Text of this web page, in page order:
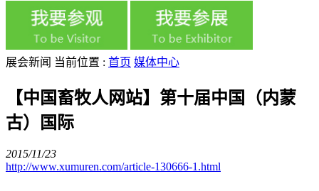
展会新闻 当前位置 : 首页 媒体中心
【中国畜牧人网站】第十届中国（内蒙
古）国际
2015/11/23
http://www.xumuren.com/article-130666-1.html